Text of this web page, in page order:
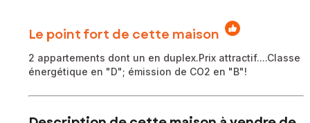
Le point fort de cette maison
2 appartements dont un en duplex.Prix attractif....Classe
énergétique en "D"; émission de CO2 en "B"!